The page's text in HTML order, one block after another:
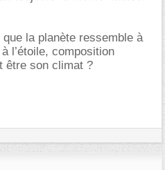
la planète ressemble à
l’étoile, composition
être son climat ?